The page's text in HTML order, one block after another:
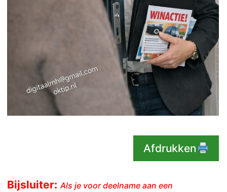
Afdrukken
Bijsluiter: Als je voor deelname aan een